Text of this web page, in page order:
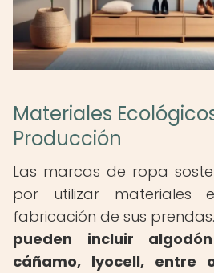
Materiales
Producción
Las marcas de ropa
por utilizar materiales
fabricación de sus prendas.
pueden incluir
cáñamo, lyocell, entre